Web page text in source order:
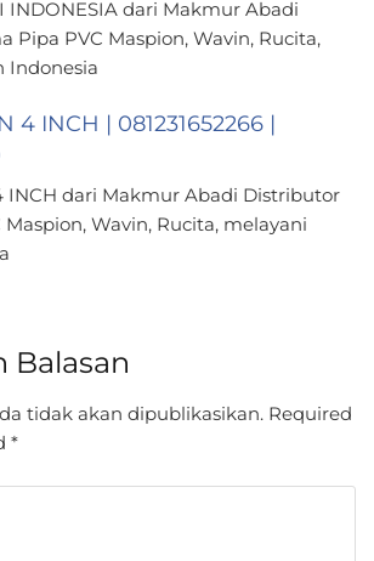
INDONESIA dari Makmur Abadi
Pipa PVC Maspion, Wavin, Rucita,
Indonesia
4 INCH | 081231652266 |
INCH dari Makmur Abadi Distributor
Wavin, Rucita, melayani
Balasan
tidak akan dipublikasikan. Required
*